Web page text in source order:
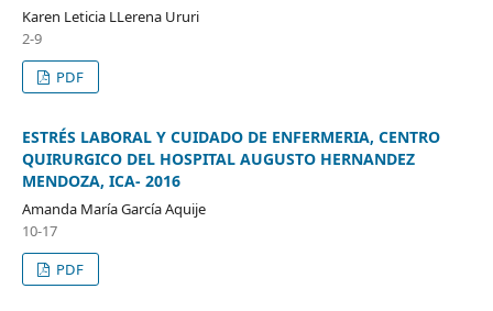
Karen Leticia LLerena Ururi
2-9
PDF
ESTRÉS LABORAL Y CUIDADO DE ENFERMERIA, CENTRO
QUIRURGICO DEL HOSPITAL AUGUSTO HERNANDEZ
MENDOZA, ICA- 2016
Amanda María García Aquije
10-17
PDF